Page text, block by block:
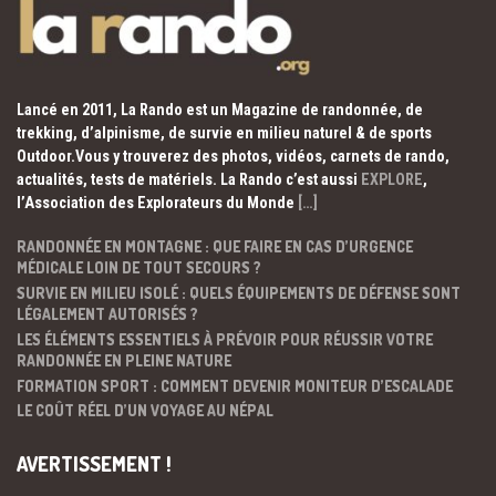
Lancé en 2011, La Rando est un Magazine de randonnée, de
trekking, d’alpinisme, de survie en milieu naturel & de sports
Outdoor.Vous y trouverez des photos, vidéos, carnets de rando,
actualités, tests de matériels. La Rando c’est aussi EXPLORE,
l’Association des Explorateurs du Monde […]
RANDONNÉE EN MONTAGNE : QUE FAIRE EN CAS D’URGENCE
MÉDICALE LOIN DE TOUT SECOURS ?
SURVIE EN MILIEU ISOLÉ : QUELS ÉQUIPEMENTS DE DÉFENSE SONT
LÉGALEMENT AUTORISÉS ?
LES ÉLÉMENTS ESSENTIELS À PRÉVOIR POUR RÉUSSIR VOTRE
RANDONNÉE EN PLEINE NATURE
FORMATION SPORT : COMMENT DEVENIR MONITEUR D’ESCALADE
LE COÛT RÉEL D’UN VOYAGE AU NÉPAL
AVERTISSEMENT !